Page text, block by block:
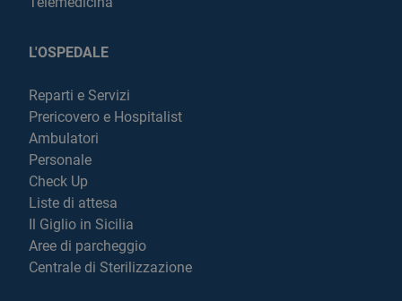
L'OSPEDALE
Reparti e Servizi
Prericovero e Hospitalist
Ambulatori
Personale
Check Up
Liste di attesa
Il Giglio in Sicilia
Aree di parcheggio
Centrale di Sterilizzazione